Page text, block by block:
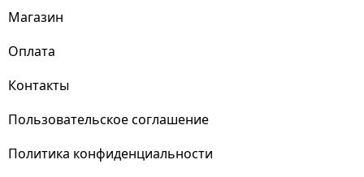
Магазин
Оплата
Контакты
Пользовательское соглашение
Политика конфиденциальности